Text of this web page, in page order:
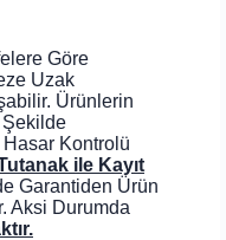
Göre
Uzak
Ürünlerin
Hasar Kontrolü
ile Kayıt
Garantiden Ürün
Aksi Durumda